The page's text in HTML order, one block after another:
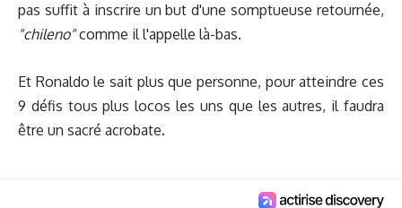
pas suffit à inscrire un but d'une somptueuse retournée,
"chileno"comme il l'appelle là-bas.
Et Ronaldo le sait plus que personne, pour atteindre ces
9 défis tous plus locos les uns que les autres, il faudra
être un sacré acrobate.